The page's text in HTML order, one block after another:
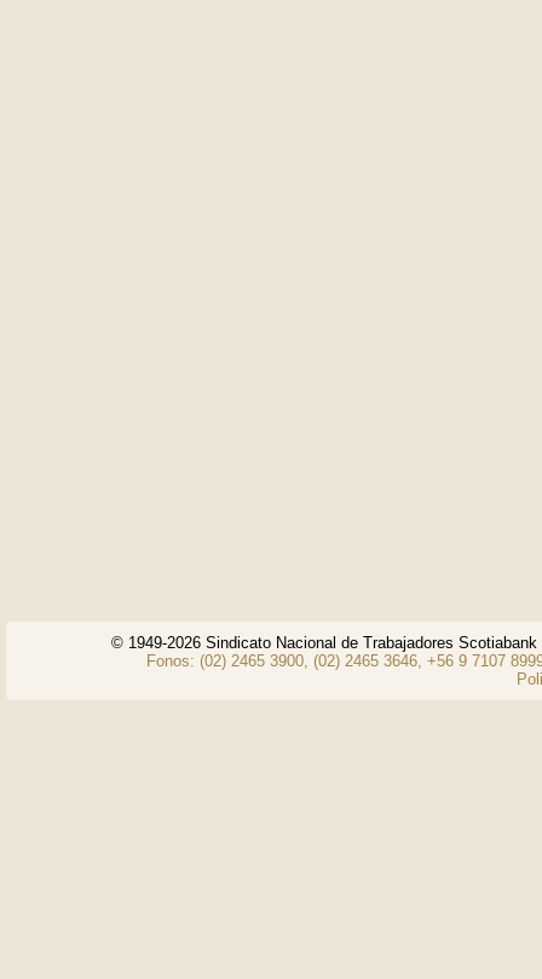
© 1949-2026 Sindicato Nacional de Trabajadores
Fonos: (02) 2465 3900, (02) 2465 3646, +56 9 7107